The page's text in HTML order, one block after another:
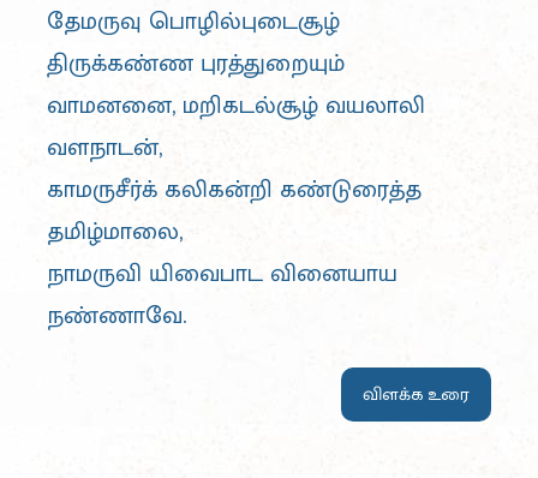
தேமருவு பொழில்புடைசூழ்
திருக்கண்ண புரத்துறையும்
வாமனனை, மறிகடல்சூழ் வயலாலி
வளநாடன்,
காமருசீர்க் கலிகன்றி கண்டுரைத்த
தமிழ்மாலை,
நாமருவி யிவைபாட வினையாய
நண்ணாவே.
விளக்க உரை